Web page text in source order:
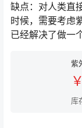
缺点：对人类直
时候，需要考虑
已经解决了做一
紫
库